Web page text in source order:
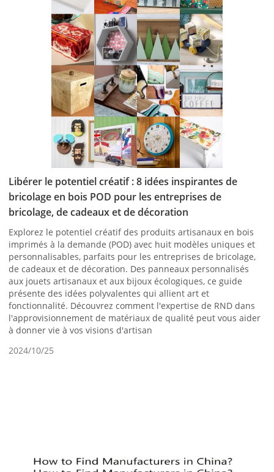
Libérer le potentiel créatif : 8 idées inspirantes de
bricolage en bois POD pour les entreprises de
bricolage, de cadeaux et de décoration
Explorez le potentiel créatif des produits artisanaux en bois
imprimés à la demande (POD) avec huit modèles uniques et
personnalisables, parfaits pour les entreprises de bricolage,
de cadeaux et de décoration. Des panneaux personnalisés
aux jouets artisanaux et aux bijoux écologiques, ce guide
présente des idées polyvalentes qui allient art et
fonctionnalité. Découvrez comment l'expertise de RND dans
l'approvisionnement de matériaux de qualité peut vous aider
à donner vie à vos visions d'artisan
2024/10/25